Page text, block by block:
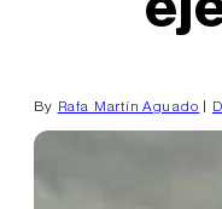
By Rafa Martín Aguado